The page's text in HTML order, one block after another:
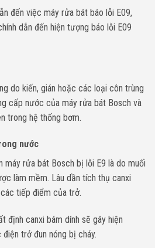
đến việc máy rửa bát báo lỗi E09,
dẫn đến hiện tượng báo lỗi E09
do kiến, gián hoặc các loại côn trùng
cấp nước của máy rửa bát Bosch và
trong hệ thống bơm.
nước
rửa bát Bosch bị lỗi E9 là do muối
làm mềm. Lâu dần tích thụ canxi
tiếp điểm của trở.
định canxi bám dính sẽ gây hiện
trở đun nóng bị cháy.